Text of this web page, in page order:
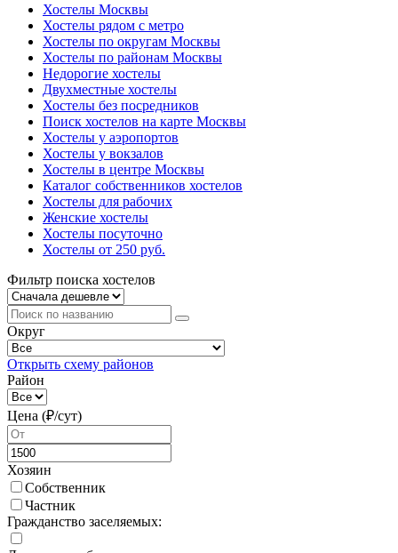
Хостелы Москвы
Хостелы рядом с метро
Хостелы по округам Москвы
Хостелы по районам Москвы
Недорогие хостелы
Двухместные хостелы
Хостелы без посредников
Поиск хостелов на карте Москвы
Хостелы у аэропортов
Хостелы у вокзалов
Хостелы в центре Москвы
Каталог собственников хостелов
Хостелы для рабочих
Женские хостелы
Хостелы посуточно
Хостелы от 250 руб.
Фильтр поиска хостелов
Округ
Открыть схему районов
Район
Цена (₽/cут)
Хозяин
Собственник
Частник
Гражданство заселяемых: